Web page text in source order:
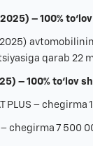
– 100%
qarab 22
– 100% to‘lov
PLUS – chegirma
– chegirma 7 500